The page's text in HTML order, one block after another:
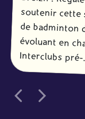
Interclubs pré-